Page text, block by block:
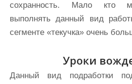
сохранность. Мало кто
выполнять данный вид
сегменте «текучка» очень
Уроки
Данный вид подработки